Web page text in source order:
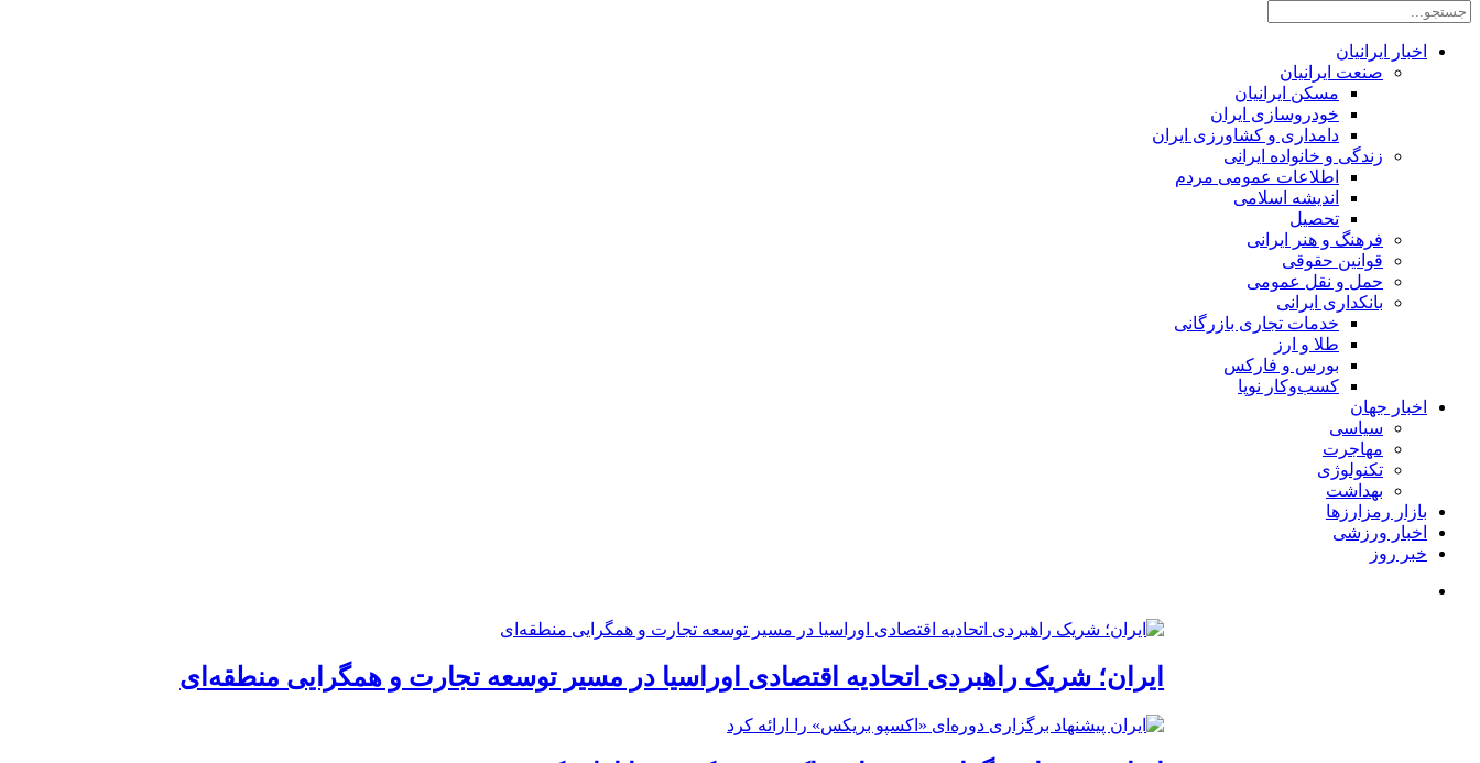
اخبار ایرانیان
صنعت ایرانیان
مسکن ایرانیان
خودروسازی ایران
دامداری و کشاورزی ایران
زندگی و خانواده ایرانی
اطلاعات عمومی مردم
اندیشه اسلامی
تحصیل
فرهنگ و هنر ایرانی
قوانین حقوقی
حمل و نقل عمومی
بانکداری ایرانی
خدمات تجاری بازرگانی
طلا و ارز
بورس و فارکس
کسب‌وکار نوپا
اخبار جهان
سیاسی
مهاجرت
تکنولوژی
بهداشت
بازار رمزارزها
اخبار ورزشی
خبر روز
ایران؛ شریک راهبردی اتحادیه اقتصادی اوراسیا در مسیر توسعه تجارت و همگرایی منطقه‌ای